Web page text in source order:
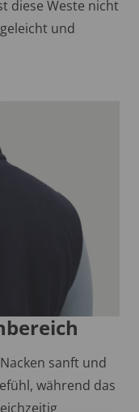
diese Weste nicht
und
sanft und
während das